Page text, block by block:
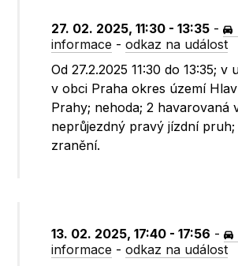
27. 02. 2025, 11:30 - 13:35 -
informace -odkaz na událost
Od 27.2.2025 11:30 do 13:35;
v obci Praha okres území
Prahy; nehoda; 2 havarovaná
neprůjezdný pravý jízdní pruh;
zranění.
13. 02. 2025, 17:40 - 17:56 -
informace -odkaz na událost